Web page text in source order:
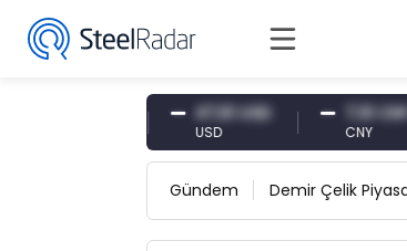
47,61 USD
USD
7,10 CNY
CNY
Gündem Demir Çelik